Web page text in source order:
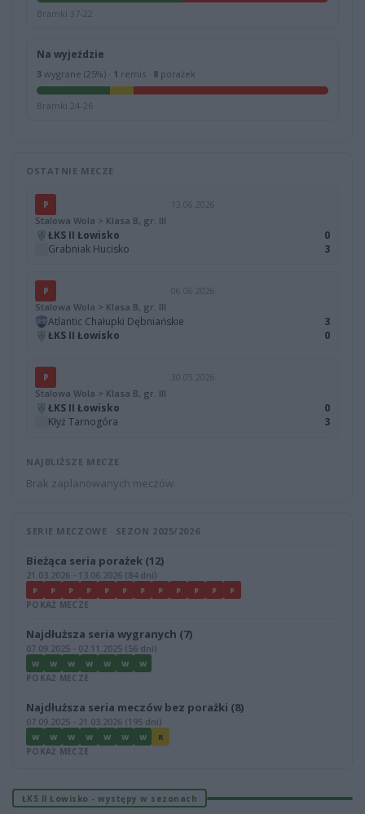
Bramki 37-22
Na wyjeździe
3 wygrane (25%) · 1 remis · 8 porażek
Bramki 24-26
OSTATNIE MECZE
P 13.06.2026
Stalowa Wola > Klasa B, gr. III
ŁKS II Łowisko
0
Grabniak Hucisko
3
P 06.06.2026
Stalowa Wola > Klasa B, gr. III
Atlantic Chałupki Dębniańskie
3
ŁKS II Łowisko
0
P 30.05.2026
Stalowa Wola > Klasa B, gr. III
ŁKS II Łowisko
0
Kłyż Tarnogóra
3
NAJBLIŻSZE MECZE
Brak zaplanowanych meczów.
SERIE MECZOWE · SEZON 2025/2026
Bieżąca seria porażek (12)
21.03.2026 - 13.06.2026 (84 dni)
P P P P P P P P P P P P
POKAŻ MECZE
Najdłuższa seria wygranych (7)
07.09.2025 - 02.11.2025 (56 dni)
W W W W W W W
POKAŻ MECZE
Najdłuższa seria meczów bez porażki (8)
07.09.2025 - 21.03.2026 (195 dni)
W W W W W W W R
POKAŻ MECZE
ŁKS II Łowisko - występy w sezonach